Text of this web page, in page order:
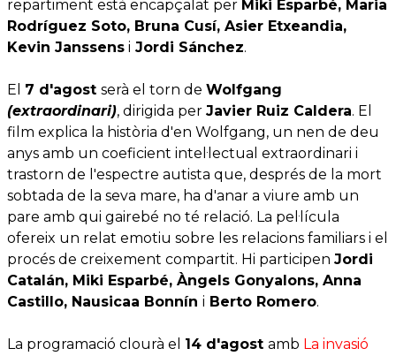
repartiment està encapçalat per Miki Esparbé, Maria
Rodríguez Soto, Bruna Cusí, Asier Etxeandia,
Kevin Janssens i Jordi Sánchez.
El 7 d'agost serà el torn de Wolfgang
(extraordinari), dirigida per Javier Ruiz Caldera. El
film explica la història d'en Wolfgang, un nen de deu
anys amb un coeficient intel·lectual extraordinari i
trastorn de l'espectre autista que, després de la mort
sobtada de la seva mare, ha d'anar a viure amb un
pare amb qui gairebé no té relació. La pel·lícula
ofereix un relat emotiu sobre les relacions familiars i el
procés de creixement compartit. Hi participen Jordi
Catalán, Miki Esparbé, Àngels Gonyalons, Anna
Castillo, Nausicaa Bonnín i Berto Romero.
La programació clourà el 14 d'agost amb La invasió